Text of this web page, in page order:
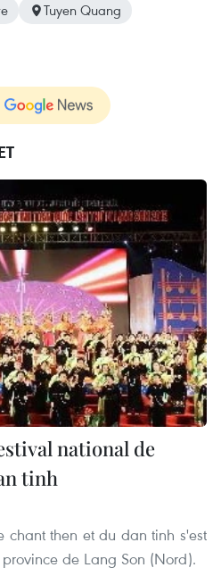
Tuyen Quang
national de
tinh
chant then et du dan tinh s'est
de Lang Son (Nord).